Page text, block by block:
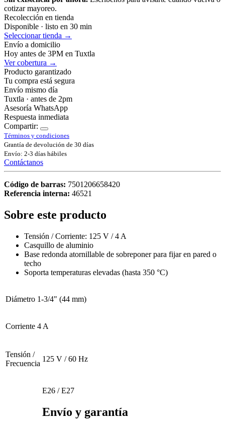
cotizar mayoreo.
Recolección en tienda
Disponible · listo en 30 min
Seleccionar tienda →
Envío a domicilio
Hoy antes de 3PM en Tuxtla
Ver cobertura →
Producto garantizado
Tu compra está segura
Envío mismo día
Tuxtla · antes de 2pm
Asesoría WhatsApp
Respuesta inmediata
Compartir:
Términos y condiciones
Grantía de devolución de 30 días
Envío: 2-3 días hábiles
Contáctanos
Código de barras: 7501206658420
Referencia interna: 46521
Sobre este producto
Tensión / Corriente: 125 V / 4 A
Casquillo de aluminio
Base redonda atornillable de sobreponer para fijar en pared o
techo
Soporta temperaturas elevadas (hasta 350 °C)
Diámetro 1-3/4" (44 mm)
Corriente 4 A
Tensión /
Frecuencia
125 V / 60 Hz
E26 / E27
Envío y garantía